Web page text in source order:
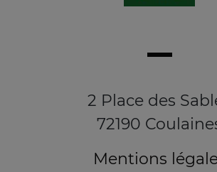
2 Place des
72190
Mentions